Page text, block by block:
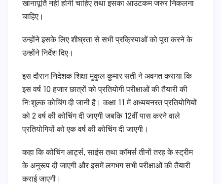
खानापूर्ति नहीं होनी चाहिए तथा इसका आउटकम जरुर निकलना
चाहिए।
उन्होंने इसके लिए शीघ्रता से सभी प्रक्रियाओं को पूरा करने के
उन्होंने निर्देश दिए।
इस दौरान निदेशक शिक्षा मुकुल कुमार सती ने अवगत कराया कि
इस वर्ष 10 हजार छात्रों को प्रतियोगी परीक्षाओं की तैयारी की
निःशुल्क कोचिंग दी जानी है। कक्षा 11 में अध्ययनरत प्रतियोगियों
को 2 वर्ष की कोचिंग दी जाएगी जबकि 12वीं पास करने वाले
प्रतियोगियों को एक वर्ष की कोचिंग दी जाएगी।
कहा कि कोचिंग आर्ट्स, साइंस तथा कॉमर्स तीनों तरह के स्ट्रीम
के अनुरूप दी जाएगी और इसमें लगभग सभी परीक्षाओं की तैयारी
कराई जाएगी।